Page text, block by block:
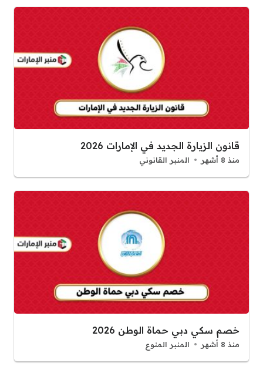
قانون الزيارة الجديد في الإمارات 2026
منذ 8 أشهر المنبر القانوني
خصم سكي دبي حماة الوطن 2026
منذ 8 أشهر المنبر المنوع